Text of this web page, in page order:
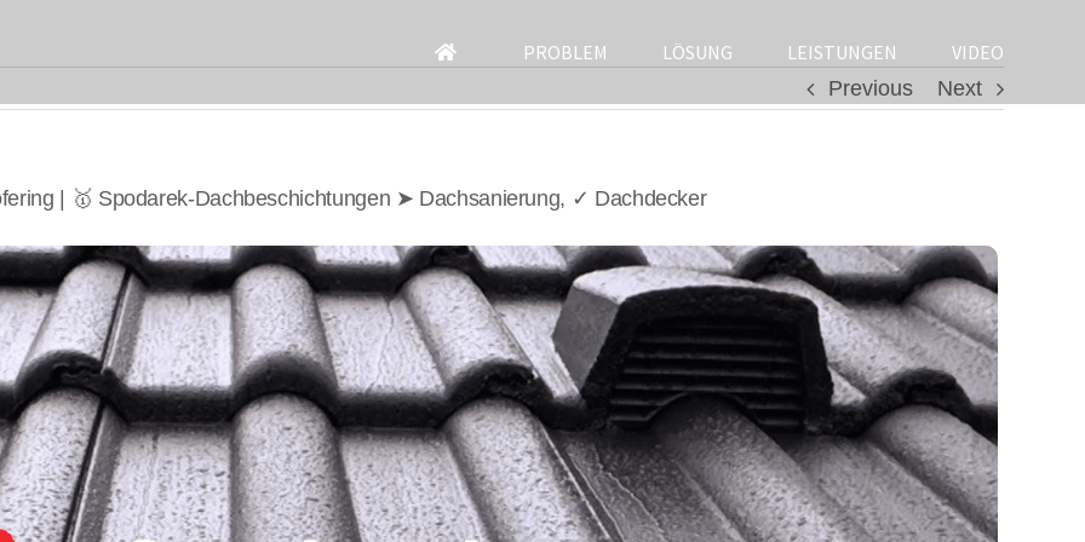
for:
PROBLEM LÖSUNG LEISTUNGEN
VIDEO
Previous
Next
| 🥇 Spodarek-Dachbeschichtungen ➤ Dachsanierung, ✓ Dachdecker